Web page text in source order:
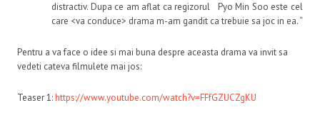
distractiv. Dupa ce am aflat ca regizorul Pyo Min Soo este cel
care <va conduce> drama m-am gandit ca trebuie sa joc in ea. “
Pentru a va face o idee si mai buna despre aceasta drama va invit sa
vedeti cateva filmulete mai jos:
Teaser 1:https://www.youtube.com/watch?v=FFfGZUCZgKU